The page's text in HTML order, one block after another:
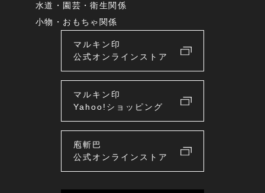
水道・園芸・衛生関係
小物・おもちゃ関係
マルキン印
公式オンラインストア
マルキン印
Yahoo!ショッピング
庖斬巴
公式オンラインストア